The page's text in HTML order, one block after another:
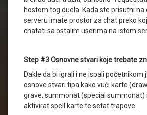
hostom tog duela. Kada ste prisutni na
serveru imate prostor za chat preko
chatati sa ostalim userima na istom
Step #3 Osnovne stvari koje trebate
Dakle da bi igrali i ne ispali početnikom
osnove stvari tipa kako vući karte
grave, summonat (special summonat)
aktivirat spell karte te setat trapove.